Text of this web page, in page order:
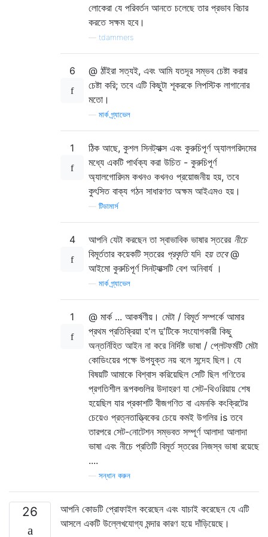
লোকেরা যে পরিবর্তন আনতে চলেছে তার প্রভাব বিচার
করতে সক্ষম হবে।
tdammers
6
@ ঠাঁইরা সত্যই, এবং আমি যতদূর সম্ভব চেষ্টা করার
চেষ্টা করি; তবে এটি কিছুটা শূকরকে লিপস্টিক লাগানোর
মতো।
মার্ক গ্র্যাভেল
1
ঠিক আছে, কুশল সিনট্যাক্স এবং কুরুচিপূর্ণ অ্যালগরিদমের
মধ্যে একটি পার্থক্য করা উচিত - কুরুচিপূর্ণ
অ্যালগোরিদম কখনও কখনও প্রয়োজনীয় হয়, তবে
কুৎসিত বাক্য গঠন সাধারণত অক্ষম আইএমও হয়।
টিডামার্স
4 আপনি যেটা করছেন তা স্বাভাবিক ভাষার স্তরের নীচে
বিমূর্ততার কয়েকটি স্তরের প্রকৃতিযদি হয় তবে@
আইমো কুরুচিপূর্ণ সিনট্যাক্সটি বেশ অনিবার্য ।
মার্ক গ্র্যাভেল
1
@ মার্ক ... আকর্ষণীয়। মেটা / বিমূর্ত সম্পর্কে আমার
প্রথম প্রতিক্রিয়া হ'ল দু'টিকে সংযোগকারী কিছু
অন্তর্নিহিত আইন না করে নির্দিষ্ট ভাষা / প্লেটফর্মটি মেটা
কোডিংয়ের পক্ষে উপযুক্ত নয় বলে সন্দেহ ছিল। যে
বিষয়টি আমাকে বিশ্বাস করিয়েছিল সেটি ছিল গণিতের
প্রগতিশীল রূপকগুলির উদাহরণ যা সেট-থিওরিয়ায় শেষ
হয়েছিল যার প্রকাশটি বীজগণিত বা এমনকি কংক্রিটের
চেয়েও প্রত্নতাত্ত্বিকের চেয়ে কমই উগলির is তবে
তারপরে সেট-নোটেশন সম্ভবত সম্পূর্ণ আলাদা আলাদা
ভাষা এবং নীচে প্রতিটি বিমূর্ত স্তরের নিজস্ব ভাষা রয়েছে
....
সন্ধান করুন
26
আপনি কোডটি প্রোফাইল করেছেন এবং যাচাই করেছেন যে এটি
আসলে একটি উল্লেখযোগ্য মন্দার কারণ হয়ে দাঁড়িয়েছে।